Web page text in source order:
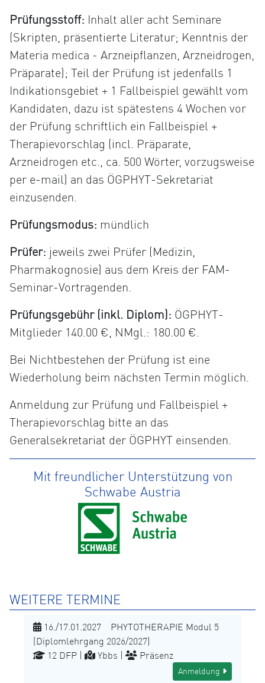
Prüfungsstoff: Inhalt aller acht Seminare
(Skripten, präsentierte Literatur; Kenntnis der
Materia medica - Arzneipflanzen, Arzneidrogen,
Präparate); Teil der Prüfung ist jedenfalls 1
Indikationsgebiet + 1 Fallbeispiel gewählt vom
Kandidaten, dazu ist spätestens 4 Wochen vor
der Prüfung schriftlich ein Fallbeispiel +
Therapievorschlag (incl. Präparate,
Arzneidrogen etc., ca. 500 Wörter, vorzugsweise
per e-mail) an das ÖGPHYT-Sekretariat
einzusenden.
Prüfungsmodus: mündlich
Prüfer: jeweils zwei Prüfer (Medizin,
Pharmakognosie) aus dem Kreis der FAM-
Seminar-Vortragenden.
Prüfungsgebühr (inkl. Diplom): ÖGPHYT-
Mitglieder 140.00 €, NMgl.: 180.00 €.
Bei Nichtbestehen der Prüfung ist eine
Wiederholung beim nächsten Termin möglich.
Anmeldung zur Prüfung und Fallbeispiel +
Therapievorschlag bitte an das
Generalsekretariat der ÖGPHYT einsenden.
Mit freundlicher Unterstützung von
Schwabe Austria
WEITERE TERMINE
16./17.01.2027 PHYTOTHERAPIE Modul 5
(Diplomlehrgang 2026/2027)
12 DFP |
Ybbs | Präsenz
Anmeldung